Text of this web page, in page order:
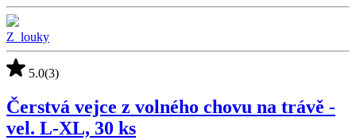
Z_louky
5.0(3)
Čerstvá vejce z volného chovu na trávě -
vel. L-XL, 30 ks